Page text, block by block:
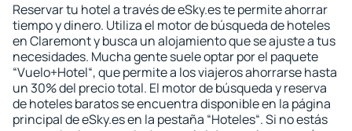
Reservar tu hotel a través de eSky.es te permite ahorrar
tiempo y dinero. Utiliza el motor de búsqueda de hoteles
en Claremont y busca un alojamiento que se ajuste a tus
necesidades. Mucha gente suele optar por el paquete
“Vuelo+Hotel“, que permite a los viajeros ahorrarse hasta
un 30% del precio total. El motor de búsqueda y reserva
de hoteles baratos se encuentra disponible en la página
principal de eSky.es en la pestaña “Hoteles“. Si no estás